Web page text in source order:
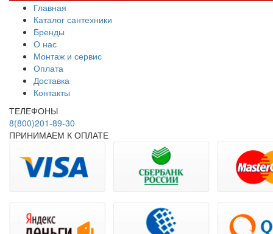
Главная
Каталог сантехники
Бренды
О нас
Монтаж и сервис
Оплата
Доставка
Контакты
ТЕЛЕФОНЫ
8(800)201-89-30
ПРИНИМАЕМ К ОПЛАТЕ